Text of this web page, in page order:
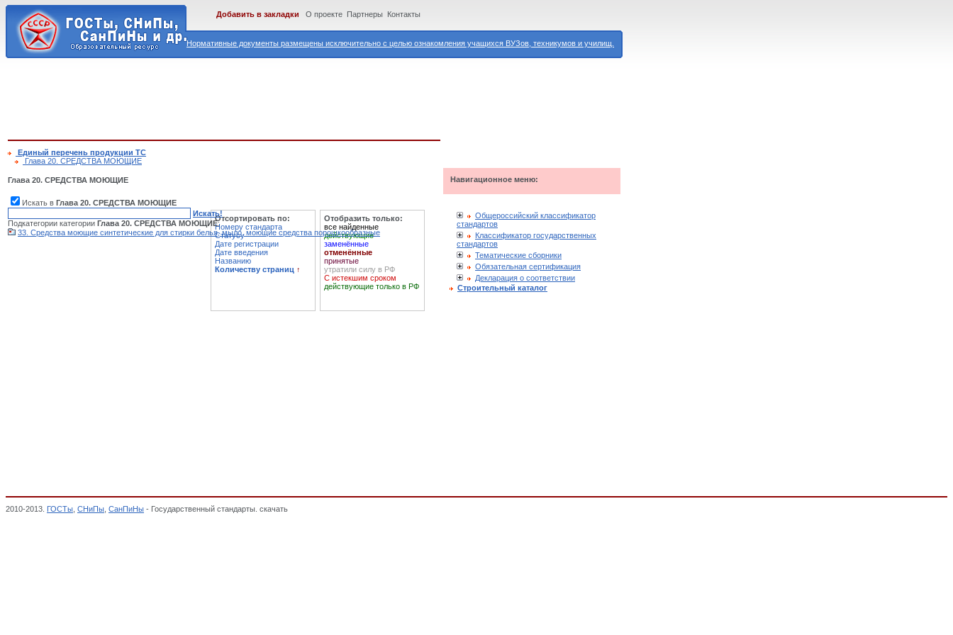
Нормативные документы размещены исключительно с целью ознакомления учащихся ВУЗов, техникумов и училищ.
Добавить в закладки О проекте Партнеры Контакты
Единый перечень продукции ТС
Глава 20. СРЕДСТВА МОЮЩИЕ
Глава 20. СРЕДСТВА МОЮЩИЕ
Искать в Глава 20. СРЕДСТВА МОЮЩИЕ
Искать!
Подкатегории категории Глава 20. СРЕДСТВА МОЮЩИЕ:
33. Средства моющие синтетические для стирки белья, мыло, моющие средства порошкообразные
Отсортировать по:
Номеру стандарта
Статусу
Дате регистрации
Дате введения
Названию
Количеству страниц ↑
Отобразить только:
все найденные
действующие
заменённые
отменённые
принятые
утратили силу в РФ
С истекшим сроком
действующие только в РФ
Навигационное меню:
Общероссийский классификатор
стандартов
Классификатор государственных
стандартов
Тематические сборники
Обязательная сертификация
Декларация о соответствии
Строительный каталог
2010-2013. ГОСТы СНиПы СанПиНы - Государственный стандарты. скачать